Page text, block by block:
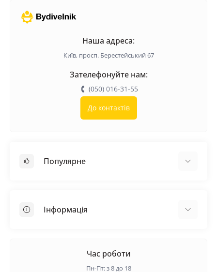
Наша адреса:
Київ, просп. Берестейський 67
Зателефонуйте нам:
(050) 016-31-55
До контактів
Популярне
Самовирівнююча суміш
Інформація
Час роботи
Пн-Пт: з 8 до 18